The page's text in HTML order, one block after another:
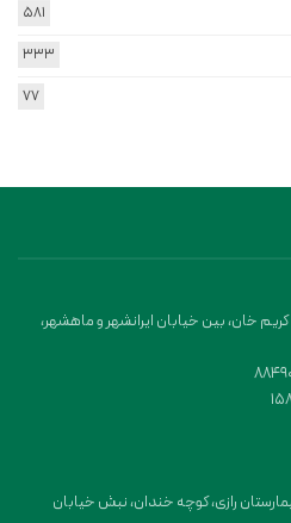
581
333
77
خان، بین خیابان ایرانشهر و ماهشهر،
رازی، کوچه خندان، نبش خیابان